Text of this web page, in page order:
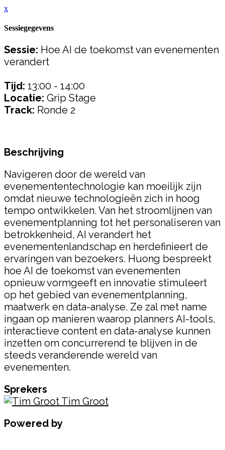
x
Sessiegegevens
Sessie: Hoe AI de toekomst van evenementen
verandert
Tijd: 13:00 - 14:00
Locatie: Grip Stage
Track: Ronde 2
Beschrijving
Navigeren door de wereld van
evenemententechnologie kan moeilijk zijn
omdat nieuwe technologieën zich in hoog
tempo ontwikkelen. Van het stroomlijnen van
evenementplanning tot het personaliseren van
betrokkenheid, AI verandert het
evenementenlandschap en herdefinieert de
ervaringen van bezoekers. Huong bespreekt
hoe AI de toekomst van evenementen
opnieuw vormgeeft en innovatie stimuleert
op het gebied van evenementplanning,
maatwerk en data-analyse. Ze zal met name
ingaan op manieren waarop planners AI-tools,
interactieve content en data-analyse kunnen
inzetten om concurrerend te blijven in de
steeds veranderende wereld van
evenementen.
Sprekers
Tim Groot
Powered by